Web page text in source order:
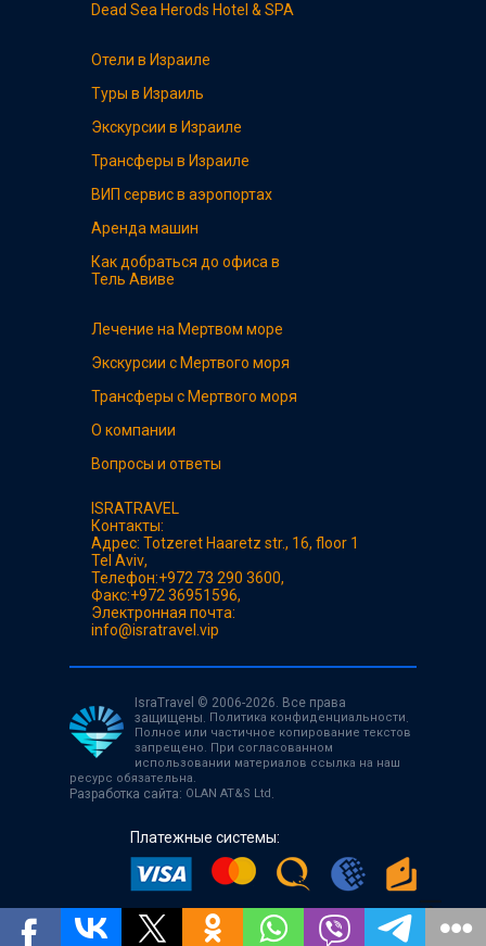
Dead Sea Herods Hotel & SPA
Отели в Израиле
Туры в Израиль
Экскурсии в Израиле
Трансферы в Израиле
ВИП сервис в аэропортах
Аренда машин
Как добраться до офиса в
Тель Авиве
Лечение на Мертвом море
Экскурсии с Мертвого моря
Трансферы с Мертвого моря
О компании
Вопросы и ответы
ISRATRAVEL
Контакты:
Адрес: Totzeret Haaretz str., 16, floor 1
Tel Aviv,
Телефон:+972 73 290 3600,
Факс:+972 36951596,
Электронная почта:
info@isratravel.vip
IsraTravel © 2006-2026. Все права
защищены. Политика конфиденциальности.
Полное или частичное копирование текстов
запрещено. При согласованном
использовании материалов ссылка на наш
ресурс обязательна.
Разработка сайта: OLAN AT&S Ltd.
Платежные системы: